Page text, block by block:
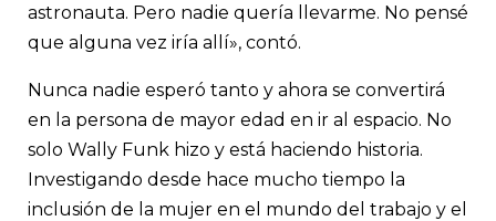
astronauta. Pero nadie quería llevarme. No pensé
que alguna vez iría allí», contó.
Nunca nadie esperó tanto y ahora se convertirá
en la persona de mayor edad en ir al espacio. No
solo Wally Funk hizo y está haciendo historia.
Investigando desde hace mucho tiempo la
inclusión de la mujer en el mundo del trabajo y el